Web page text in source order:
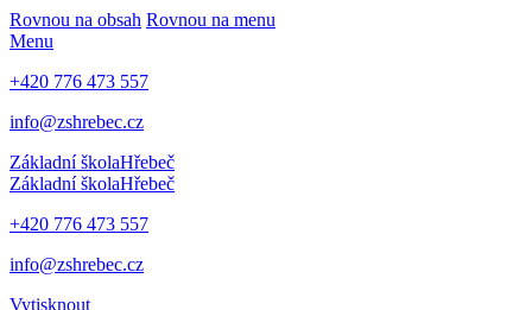
Rovnou na obsah Rovnou na menu
Menu
+420 776 473 557
info@zshrebec.cz
Základní školaHřebeč
Základní školaHřebeč
+420 776 473 557
info@zshrebec.cz
Vytisknout